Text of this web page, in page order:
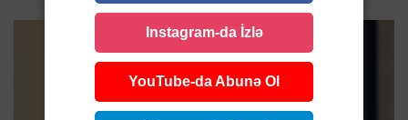
Instagram-da İzlə
YouTube-da Abunə Ol